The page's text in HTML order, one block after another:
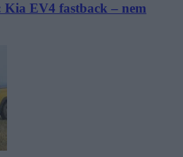
Kia EV4 fastback – nem